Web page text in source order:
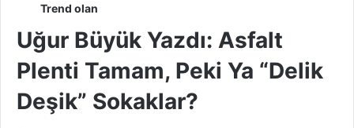
Trend olan
Uğur Büyük Yazdı: Asfalt
Plenti Tamam, Peki Ya “Delik
Deşik” Sokaklar?